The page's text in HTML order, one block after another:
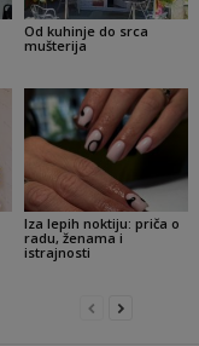
Od kuhinje do srca
mušterija
Iza lepih noktiju: priča o
radu, ženama i
istrajnosti